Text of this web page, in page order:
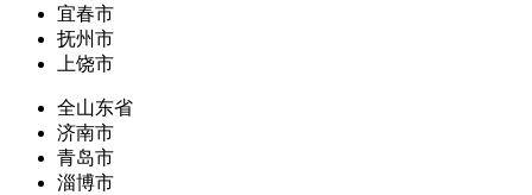
宜春市
抚州市
上饶市
全山东省
济南市
青岛市
淄博市